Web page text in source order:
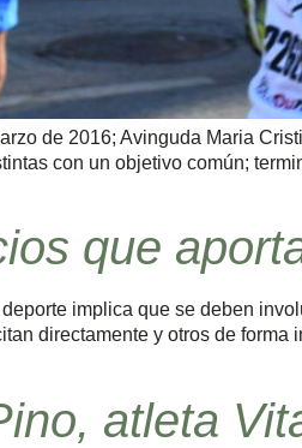
de 2016; Avinguda Maria
con un objetivo común;
que
implica que se deben
directamente y otros de
atleta